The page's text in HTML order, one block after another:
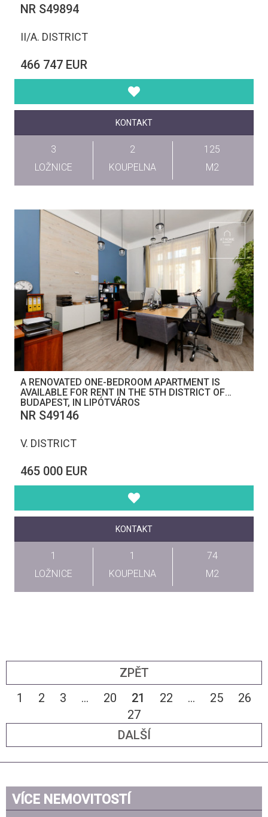
NR S49894
II/A. DISTRICT
466 747 EUR
KONTAKT
3
LOŽNICE
2
KOUPELNA
125
M2
A RENOVATED ONE-BEDROOM APARTMENT IS
AVAILABLE FOR RENT IN THE 5TH DISTRICT OF
BUDAPEST, IN LIPÓTVÁROS
NR S49146
V. DISTRICT
465 000 EUR
KONTAKT
1
LOŽNICE
1
KOUPELNA
74
M2
ZPĚT
1
2 3 ... 20 21 22 ... 25
26
27
DALŠÍ
VÍCE NEMOVITOSTÍ